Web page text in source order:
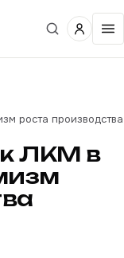
роста производства
ЛКМ в